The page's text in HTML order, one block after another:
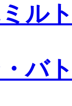
ル
バ